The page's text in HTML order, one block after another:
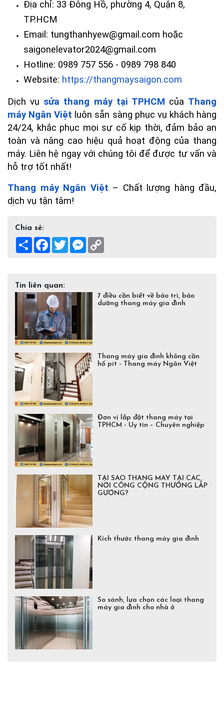
Địa chỉ: 33 Đông Hồ, phường 4, Quận 8,
TP.HCM
Email: tungthanhyew@gmail.com hoặc
saigonelevator2024@gmail.com
Hotline: 0989 757 556 - 0989 798 840
Website: https://thangmaysaigon.com
Dịch vụ sửa thang máy tại TPHCM của Thang
máy Ngân Việt luôn sẵn sàng phục vụ khách hàng
24/24, khắc phục mọi sự cố kịp thời, đảm bảo an
toàn và nâng cao hiệu quả hoạt động của thang
máy. Liên hệ ngay với chúng tôi để được tư vấn và
hỗ trợ tốt nhất!
Thang máy Ngân Việt – Chất lượng hàng đầu,
dịch vụ tận tâm!
Chia sẻ:
Share Facebook
TwitterMessenger
Tin liên quan:
7 điều cần biết về bảo trì, bảo
dưỡng thang máy gia đình
Thang máy gia đình không cần
hố pit - Thang máy Ngân Việt
Đơn vị lắp đặt thang máy tại
TPHCM - Uy tín – Chuyên nghiệp
TẠI SAO THANG MÁY TẠI CÁC
NƠI CÔNG CỘNG THƯỜNG LẮP
GƯƠNG?
Kích thước thang máy gia đình
So sánh, lựa chọn các loại thang
máy gia đình cho nhà ở